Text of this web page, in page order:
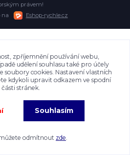
právem!
na
Eshop-rychle.cz
zpříjemnění používání webu,
udělení souhlasu také pro účely
soubory cookies. Nastavení vlastních
kdykoli upravit odkazem ve spodní
části stránek.
Souhlasím
odmítnout zde